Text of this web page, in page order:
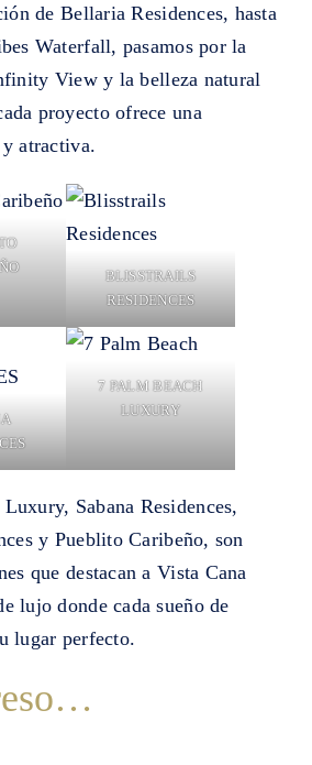
de Bellaria Residences, hasta
Waterfall, pasamos por la
View y la belleza natural
proyecto ofrece una
atractiva.
BLISSTRAILS
RESIDENCES
7 PALM BEACH
LUXURY
Sabana Residences,
y Pueblito Caribeño, son
que destacan a Vista Cana
lujo donde cada sueño de
lugar perfecto.